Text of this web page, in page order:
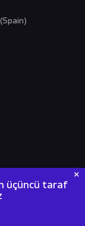
SL | NIF / VIES /
üçüncü taraf